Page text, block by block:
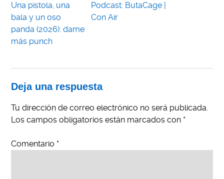
Una pistola, una
bala y un oso
panda (2026): dame
más punch
Podcast: ButaCage |
Con Air
Deja una respuesta
Tu dirección de correo electrónico no será publicada.
Los campos obligatorios están marcados con *
Comentario *